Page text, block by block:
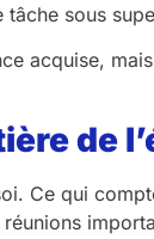
tâche sous
acquise,
de
Ce qui